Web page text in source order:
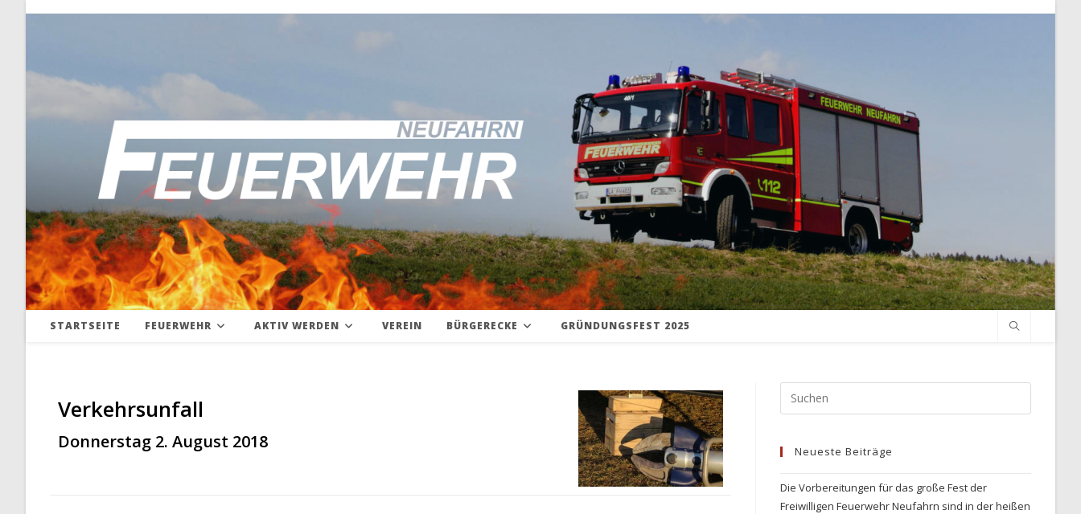
STARTSEITE FEUERWEHR AKTIV WERDEN VEREIN BÜRGERECKE GRÜNDUNGSFEST 2025
Verkehrsunfall
Donnerstag 2. August 2018
Escape
Neueste Beiträge
Die Vorbereitungen für das große Fest der
Freiwilligen Feuerwehr Neufahrn sind in der heißen